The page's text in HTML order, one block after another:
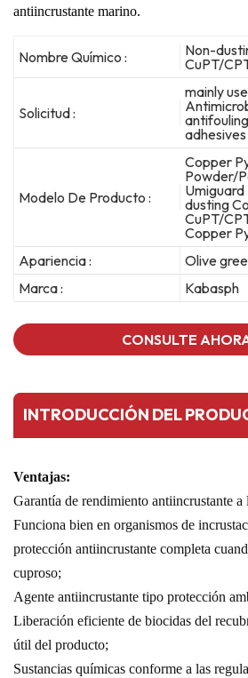
antiincrustante marino.
Nombre Químico :
Non-
CuPT/
Solicitud :
mainly
Modelo De Producto :
Copper
Powder/
dusting
CuPT/
Copper
Apariencia :
Olive
Marca :
Kabasph
CONSULTE
INTRODUCCIÓN DEL
Ventajas:
Garantía de rendimiento antiincrustante a
Funciona bien en organismos de
protección antiincrustante completa
cuproso;
Agente antiincrustante tipo protección
Liberación eficiente de biocidas del
útil del producto;
Sustancias químicas conforme a las